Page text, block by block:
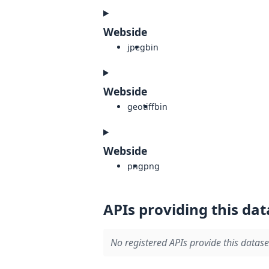
Webside
jpegbin
Webside
geotiffbin
Webside
pngpng
APIs providing this
No registered APIs provide this